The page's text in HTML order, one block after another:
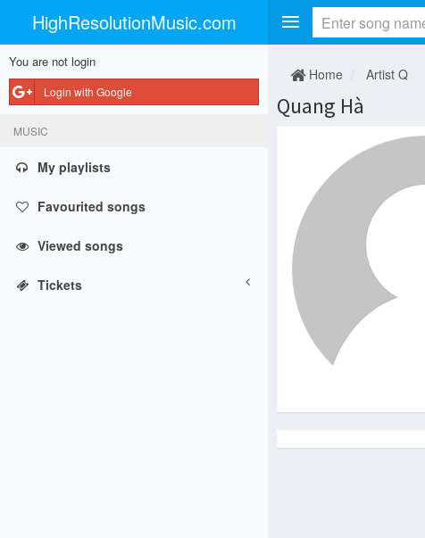
HighResolutionMusic.com
You are not login
Login with Google
MUSIC
My playlists
Favourited songs
Viewed songs
Tickets
Home Artist Q
Quang Hà